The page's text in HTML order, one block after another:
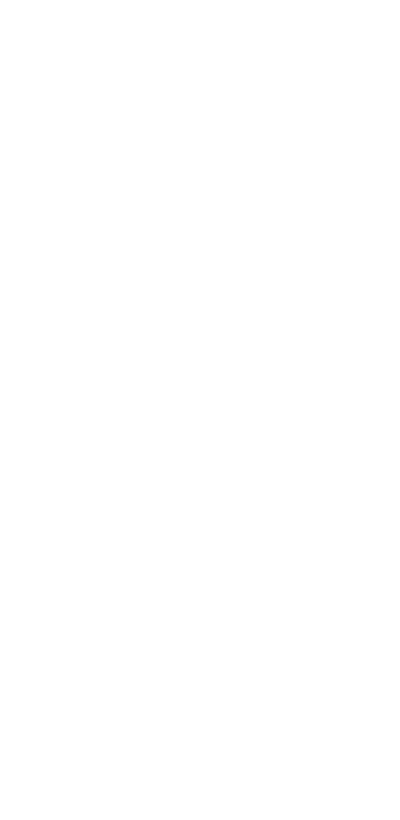
panele dekoracyjne i zamki
trwałości i estetyki.
i stabilne ceny naszych
możliwie najkrótszy czas dostawy.